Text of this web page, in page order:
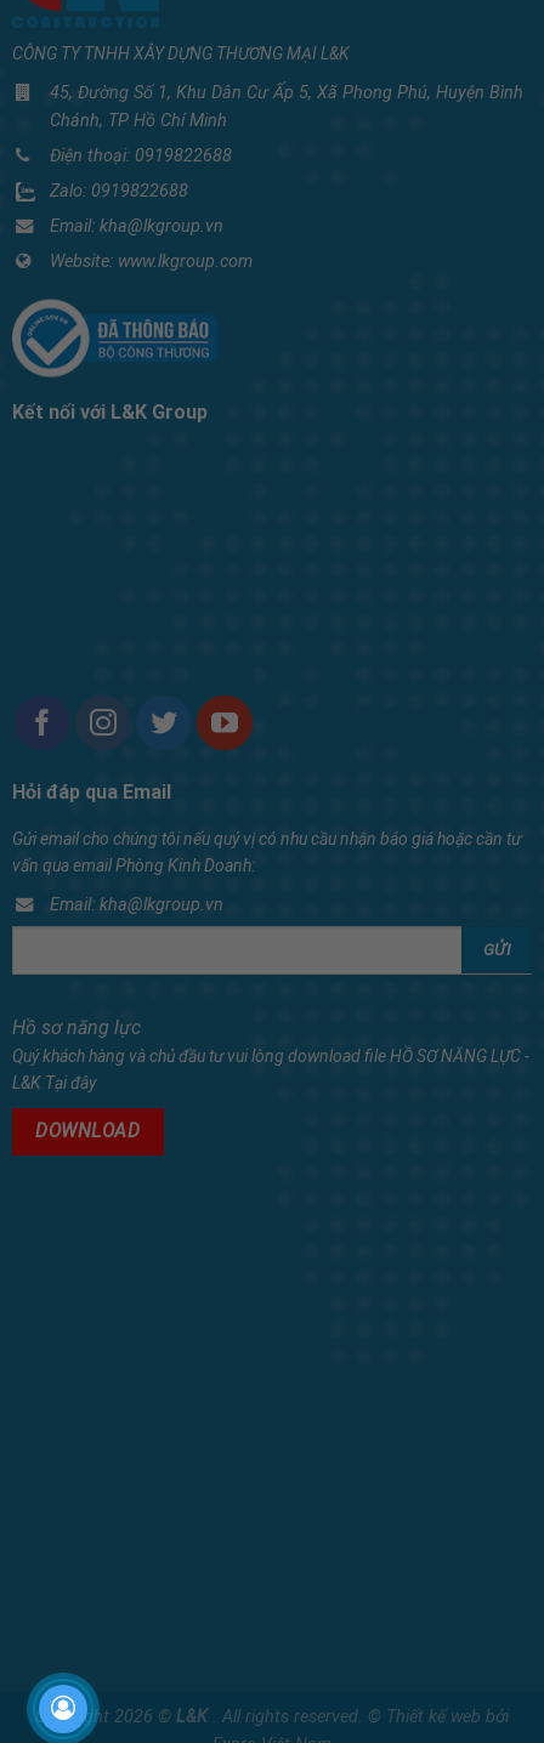
CÔNG TY TNHH XÂY DỰNG THƯƠNG MẠI L&K
45, Đường Số 1, Khu Dân Cư Ấp 5, Xã Phong Phú, Huyện Bình
Chánh, TP Hồ Chí Minh
Điện thoại: 0919822688
Zalo: 0919822688
Email: kha@lkgroup.vn
Website: www.lkgroup.com
Kết nối với L&K Group
Hỏi đáp qua Email
Gửi email cho chúng tôi nếu quý vị có nhu cầu nhận báo giá hoặc cần tư
vấn qua email Phòng Kinh Doanh:
Email: kha@lkgroup.vn
Hồ sơ năng lực
Quý khách hàng và chủ đầu tư vui lòng download file HỒ SƠ NĂNG LỰC -
L&K Tại đây
DOWNLOAD
Copyright 2026 © L&K . All rights reserved. © Thiết kế web bởi